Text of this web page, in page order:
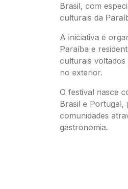
Brasil, com
culturais da
A iniciativa é
Paraíba e
culturais
no exterior.
O festival nasce
Brasil e
comunidades
gastronomia.